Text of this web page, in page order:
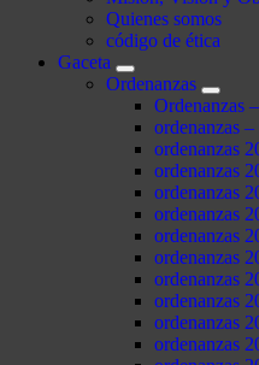
Quienes somos
código de ética
Gaceta
Ordenanzas
Ordenanzas
ordenanzas
ordenanzas
ordenanzas
ordenanzas
ordenanzas
ordenanzas
ordenanzas
ordenanzas
ordenanzas
ordenanzas
ordenanzas